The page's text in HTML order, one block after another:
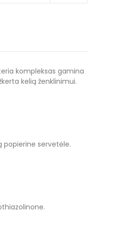
kompleksas gamina
kelią ženklinimui.
popierine servetėle.